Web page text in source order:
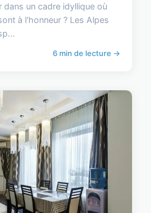
dans un cadre idyllique où
à l'honneur ? Les Alpes
6 min de lecture →